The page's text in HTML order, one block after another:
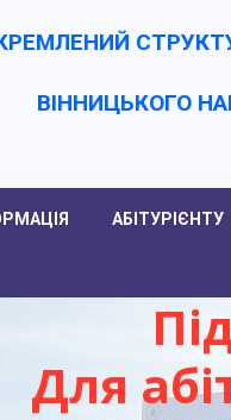
ВІННИЦЬКОГО
АБІТУРІЄНТУ
Для